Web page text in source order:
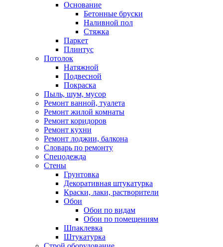
Основание
Бетонные бруски
Наливной пол
Стяжка
Паркет
Плинтус
Потолок
Натяжной
Подвесной
Покраска
Пыль, шум, мусор
Ремонт ванной, туалета
Ремонт жилой комнаты
Ремонт коридоров
Ремонт кухни
Ремонт лоджии, балкона
Словарь по ремонту
Спецодежда
Стены
Грунтовка
Декоративная штукатурка
Краски, лаки, растворители
Обои
Обои по видам
Обои по помещениям
Шпаклевка
Штукатурка